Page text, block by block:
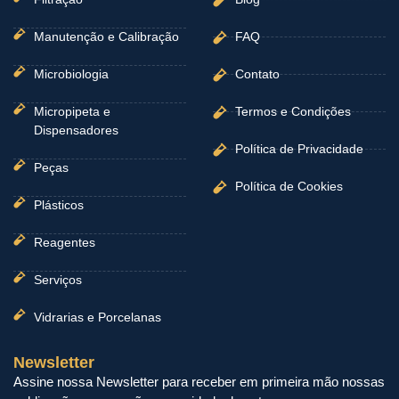
Manutenção e Calibração
Microbiologia
Micropipeta e
Dispensadores
Peças
Plásticos
Reagentes
Serviços
Vidrarias e Porcelanas
FAQ
Contato
Termos e Condições
Política de Privacidade
Política de Cookies
Newsletter
Assine nossa Newsletter para receber em primeira mão nossas